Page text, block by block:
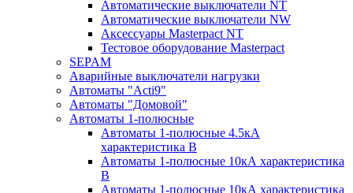
Автоматические выключатели NT
Автоматические выключатели NW
Аксессуары Masterpact NT
Тестовое оборудование Masterpact
SEPAM
Аварийные выключатели нагрузки
Автоматы "Acti9"
Автоматы "Домовой"
Автоматы 1-полюсные
Автоматы 1-полюсные 4.5кА
характеристика В
Автоматы 1-полюсные 10кА характеристика
B
Автоматы 1-полюсные 10кА характеристика